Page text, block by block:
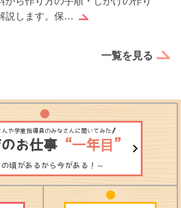
説します。保…
一覧を見る
んや学童指導員のみなさんに聞いてみた
お仕事“一年目”
の頃があるから今がある！～